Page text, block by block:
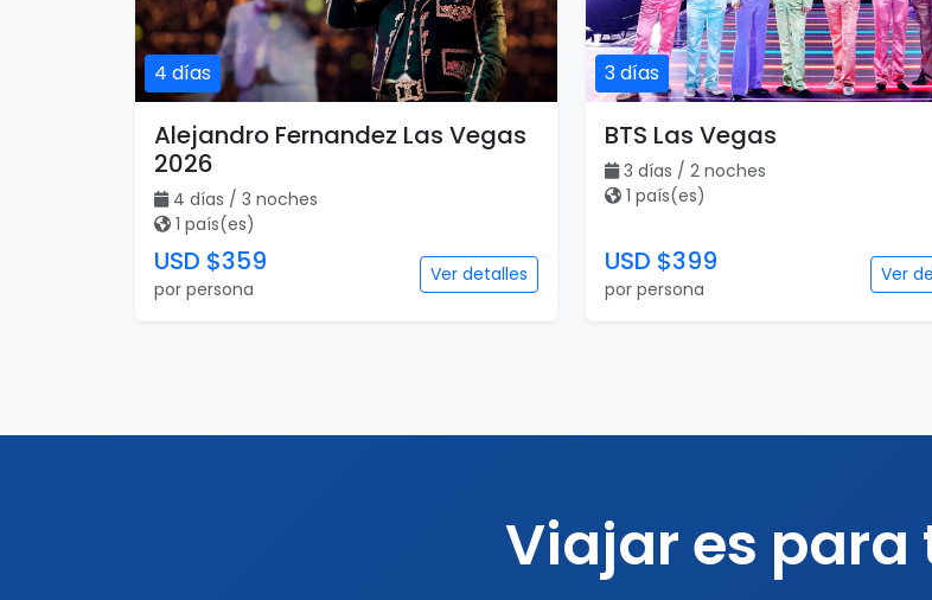
4 días
Alejandro Fernandez Las Vegas
2026
4 días / 3 noches
1 país(es)
USD $359
por persona
Ver detalles
3 días
BTS Las Vegas
3 días / 2 noches
1 país(es)
USD $399
por persona
Ver
Viajar es para